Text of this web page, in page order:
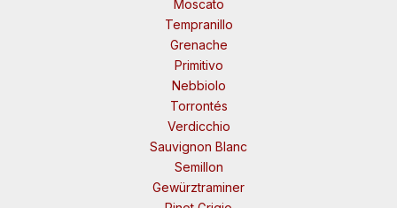
Moscato
Tempranillo
Grenache
Primitivo
Nebbiolo
Torrontés
Verdicchio
Sauvignon Blanc
Semillon
Gewürztraminer